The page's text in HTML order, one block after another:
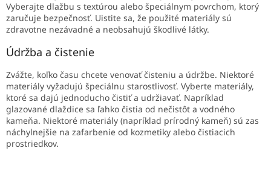
Vyberajte dlažbu s textúrou alebo špeciálnym povrchom, ktorý
zaručuje bezpečnosť. Uistite sa, že použité materiály sú
zdravotne nezávadné a neobsahujú škodlivé látky.
Údržba a čistenie
Zvážte, koľko času chcete venovať čisteniu a údržbe. Niektoré
materiály vyžadujú špeciálnu starostlivosť. Vyberte materiály,
ktoré sa dajú jednoducho čistiť a udržiavať. Napríklad
glazované dlaždice sa ľahko čistia od nečistôt a vodného
kameňa. Niektoré materiály (napríklad prírodný kameň) sú zas
náchylnejšie na zafarbenie od kozmetiky alebo čistiacich
prostriedkov.